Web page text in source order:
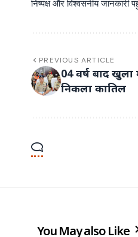
निष्पक्ष और विश्वसनीय जानकारी
PREVIOUS ARTICLE
04 वर्ष बाद खुला
निकला कातिल
You May also Like